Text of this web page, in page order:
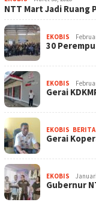
NTT Mart Jadi Ruang
EKOBIS
30
EKOBIS
Gerai
EKOBIS BERITA
Gerai
EKOBIS
Gubernur